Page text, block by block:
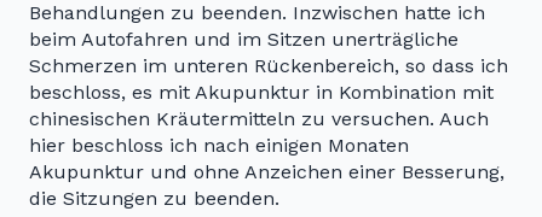
Behandlungen zu beenden. Inzwischen hatte ich
beim Autofahren und im Sitzen unerträgliche
Schmerzen im unteren Rückenbereich, so dass ich
beschloss, es mit Akupunktur in Kombination mit
chinesischen Kräutermitteln zu versuchen. Auch
hier beschloss ich nach einigen Monaten
Akupunktur und ohne Anzeichen einer Besserung,
die Sitzungen zu beenden.